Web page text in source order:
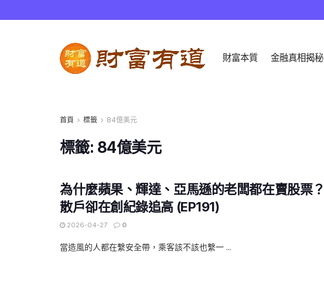
財富本質 金融真相揭秘
首頁 標籤 84億美元
標籤: 84億美元
為什麼蘋果、輝達、亞馬遜的老闆都在賣股票？
散戶卻在創紀錄追高 (EP191)
2026-04-27 0
當造風的人都在繫安全帶，乘客該不該也繫一 ...